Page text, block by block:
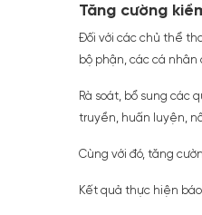
Tăng cường
Đối với các chủ thể
bộ phận, các cá
Rà soát, bổ sung các
truyền, huấn luyện,
Cùng với đó, tăng
Kết quả thực hiện